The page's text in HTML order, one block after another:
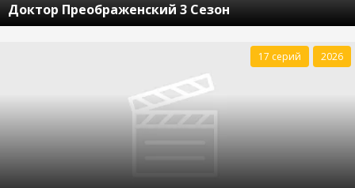
Доктор Преображенский 3 Сезон
17 серий 2026